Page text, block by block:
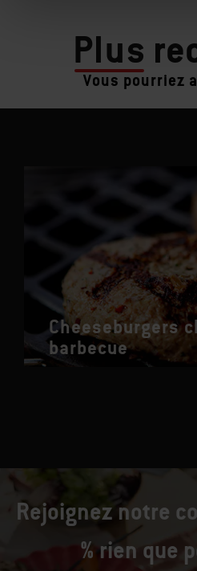
Plus
Vous pourriez
Cheeseburgers
barbecue
Rejoignez notre
% rien que